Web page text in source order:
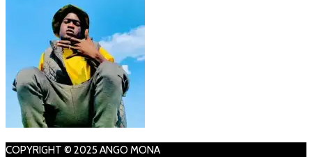
COPYRIGHT © 2025 ANGO MONA